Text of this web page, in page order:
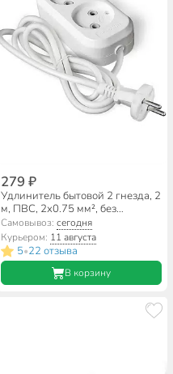
279 ₽
Удлинитель бытовой 2 гнезда, 2
м, ПВС, 2х0.75 мм², без
заземления, UNIVersal, У6,
011М-02
Самовывоз: сегодня
Курьером: 11 августа
5•22 отзыва
В корзину